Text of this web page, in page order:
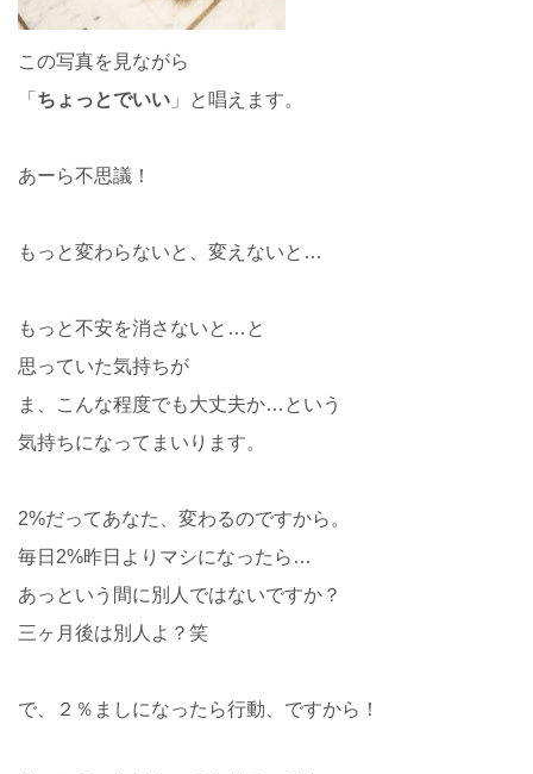
この写真を見ながら
「 ちょっとでいい 」と唱えます。
あーら不思議！
もっと変わらないと、変えないと…
もっと不安を消さないと…と
思っていた気持ちが
ま、こんな程度でも大丈夫か…という
気持ちになってまいります。
2%だってあなた、変わるのですから。
毎日2%昨日よりマシになったら…
あっという間に別人ではないですか？
三ヶ月後は別人よ？笑
で、２％ましになったら行動、ですから！